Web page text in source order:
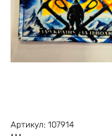
Артикул: 107914